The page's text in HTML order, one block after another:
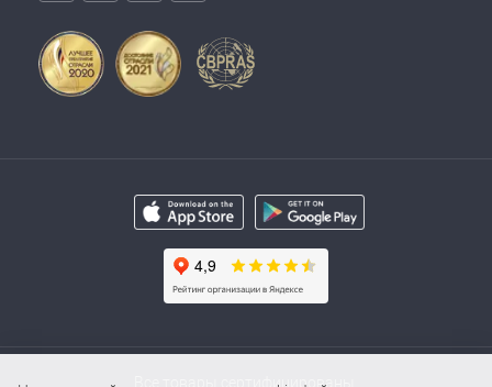
Все товары сертифицированы.